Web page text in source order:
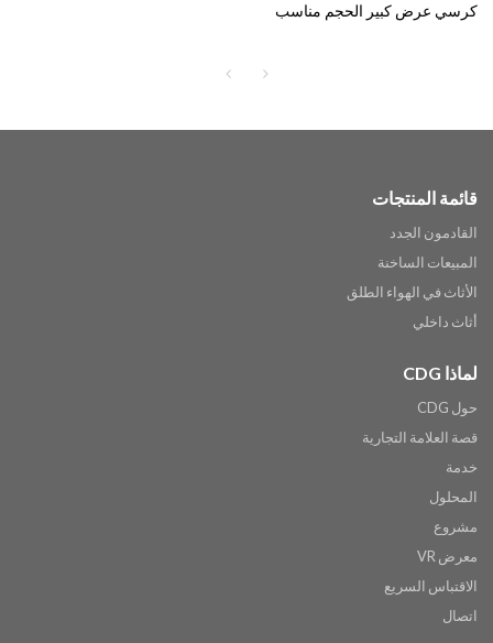
كرسي عرض كبير الحجم مناسب
قائمة المنتجات
القادمون الجدد
المبيعات الساخنة
الأثاث في الهواء الطلق
أثاث داخلي
لماذا CDG
حول CDG
قصة العلامة التجارية
خدمة
المحلول
مشروع
معرض VR
الاقتباس السريع
اتصال